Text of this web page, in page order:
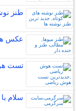
طنز
عکس
تست
سلام